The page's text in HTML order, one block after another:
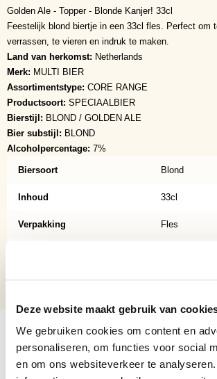
Deze website maakt gebruik van
We gebruiken cookies om content en
personaliseren, om functies voor social
en om ons websiteverkeer te
Golden Ale - Topper - Blonde Kanjer! 33cl
Feestelijk blond biertje in een 33cl fles. Perfect om
verrassen, te vieren en indruk te maken.
Land van herkomst: Netherlands
Merk: MULTI BIER
Assortimentstype: CORE RANGE
Productsoort: SPECIAALBIER
Bierstijl: BLOND / GOLDEN ALE
Bier substijl: BLOND
Alcoholpercentage: 7%
Biersoort Blond
Inhoud 33cl
Verpakking Fles
Alcoholpercentage 7%
Gerelateerde